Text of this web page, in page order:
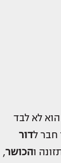
לא לבד
חבר לדור
והכושר,